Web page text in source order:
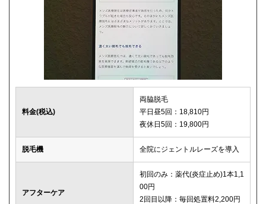
料金(税込)
両脇脱毛
平日昼5回：18,810円
夜休日5回：19,800円
脱毛機 全院にジェントルレーズを導入
アフターケア
初回のみ：薬代(炎症止め)1本1,1
00円
2回目以降：毎回処置料2,200円